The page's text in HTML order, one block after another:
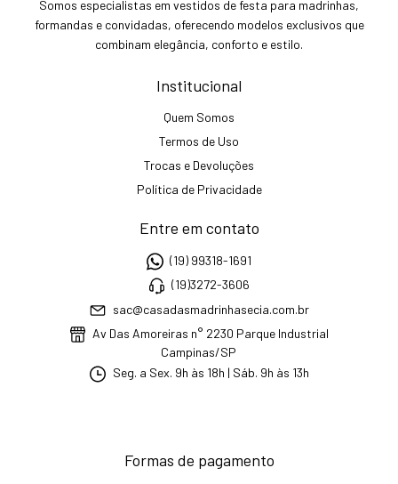
Somos especialistas em vestidos de festa para madrinhas,
formandas e convidadas, oferecendo modelos exclusivos que
combinam elegância, conforto e estilo.
Institucional
Quem Somos
Termos de Uso
Trocas e Devoluções
Política de Privacidade
Entre em contato
(19) 99318-1691
(19)3272-3606
sac@casadasmadrinhasecia.com.br
Av Das Amoreiras n° 2230 Parque Industrial
Campinas/SP
Seg. a Sex. 9h às 18h | Sáb. 9h às 13h
Formas de pagamento